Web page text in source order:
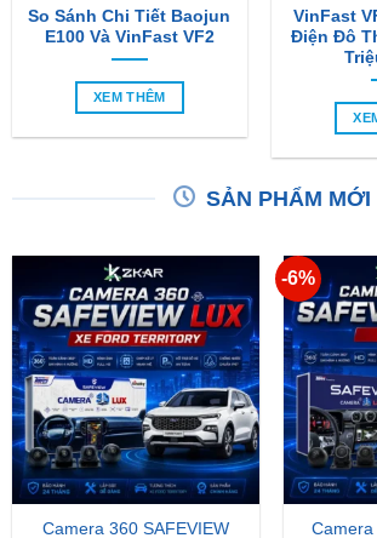
So Sánh Chi Tiết Baojun
E100 Và VinFast VF2
XEM THÊM
VinFast
Điện Đô
SẢN PHẨM MỚI
Camera 360 SAFEVIEW
-6%
Camera